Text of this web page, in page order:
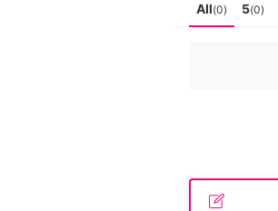
All(0) 5(0)